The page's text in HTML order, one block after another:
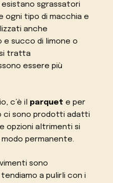
sgrassatori
ogni tipo di macchia e
anche
e succo di limone o
tratta
essere più
c’è il parquet e per
ci sono prodotti adatti
opzioni altrimenti si
permanente.
sono
a pulirli con i